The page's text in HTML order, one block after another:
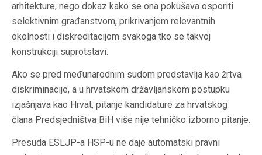
arhitekture, nego dokaz kako se ona pokušava osporiti
selektivnim građanstvom, prikrivanjem relevantnih
okolnosti i diskreditacijom svakoga tko se takvoj
konstrukciji suprotstavi.
Ako se pred međunarodnim sudom predstavlja kao žrtva
diskriminacije, a u hrvatskom državljanskom postupku
izjašnjava kao Hrvat, pitanje kandidature za hrvatskog
člana Predsjedništva BiH više nije tehničko izborno pitanje.
Presuda ESLJP-a HSP-u ne daje automatski pravni